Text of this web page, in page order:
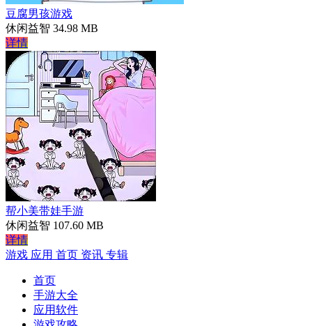
豆腐男孩游戏
休闲益智 34.98 MB
详情
帮小美带娃手游
休闲益智 107.60 MB
详情
游戏 应用 首页 资讯 专辑
首页
手游大全
应用软件